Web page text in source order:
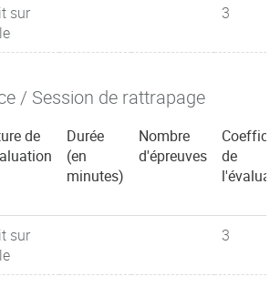
sur
3
/ Session de rattrapage
de
Durée
(en
minutes)
Nombre
d'épreuves
de
sur
3